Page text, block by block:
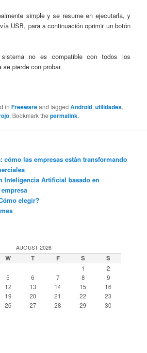
simple y se resume en ejecutarla, y
USB, para a continuación oprimir un botón
sistema no es compatible con todos los
se pierde con probar.
inFreewareand taggedAndroid,utilidades,
. Bookmark thepermalink.
cómo las empresas están transformando
Inteligencia Artificial basado en
elegir?
AUGUST 2026
W T F S S
1
2
5 6 7 8
9
12 13 14 15
16
19 20 21 22
23
26 27 28 29
30